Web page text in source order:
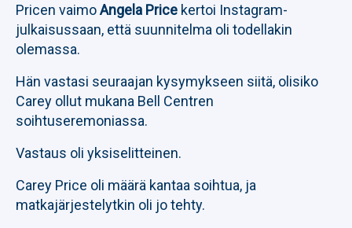
Pricen vaimoAngela Price kertoi Instagram-
julkaisussaan, että suunnitelma oli todellakin
olemassa.
Hän vastasi seuraajan kysymykseen siitä, olisiko
Carey ollut mukana Bell Centren
soihtuseremoniassa.
Vastaus oli yksiselitteinen.
Carey Price oli määrä kantaa soihtua, ja
matkajärjestelytkin oli jo tehty.